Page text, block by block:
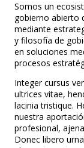
Somos un
gobierno abierto
mediante
y filosofía de
en soluciones
procesos
Integer cursus
ultrices vitae,
lacinia tristique.
nuestra
profesional,
Donec libero